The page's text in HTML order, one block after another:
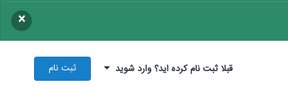
×
قبلا ثبت نام کرده اید؟ وارد شوید ثبت نام